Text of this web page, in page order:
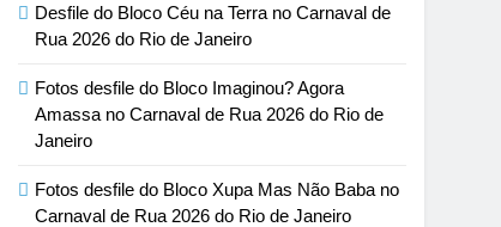
Desfile do Bloco Céu na Terra no Carnaval de
Rua 2026 do Rio de Janeiro
Fotos desfile do Bloco Imaginou? Agora
Amassa no Carnaval de Rua 2026 do Rio de
Janeiro
Fotos desfile do Bloco Xupa Mas Não Baba no
Carnaval de Rua 2026 do Rio de Janeiro